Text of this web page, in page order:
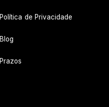
Política de Privacidade
Blog
Prazos